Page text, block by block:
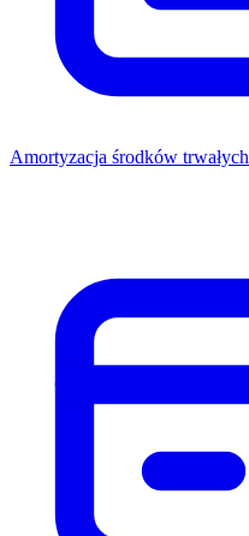
Amortyzacja środków trwałych